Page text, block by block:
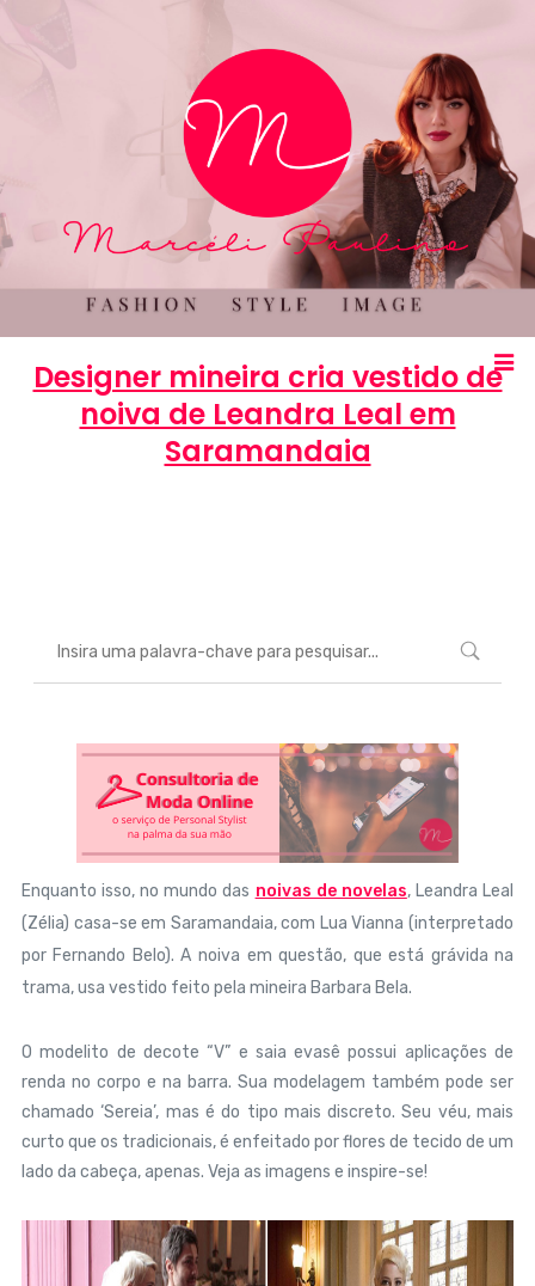
Designer mineira cria vestido de
noiva de Leandra Leal em
Saramandaia
Enquanto isso, no mundo das noivas de novelas, Leandra Leal
(Zélia) casa-se em Saramandaia, com Lua Vianna (interpretado
por Fernando Belo). A noiva em questão, que está grávida na
trama, usa vestido feito pela mineira Barbara Bela.
O modelito de decote “V” e saia evasê possui aplicações de
renda no corpo e na barra. Sua modelagem também pode ser
chamado ‘Sereia’, mas é do tipo mais discreto. Seu véu, mais
curto que os tradicionais, é enfeitado por flores de tecido de um
lado da cabeça, apenas. Veja as imagens e inspire-se!